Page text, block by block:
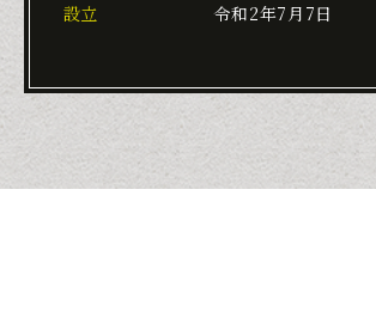
設立 令和2年7月7日